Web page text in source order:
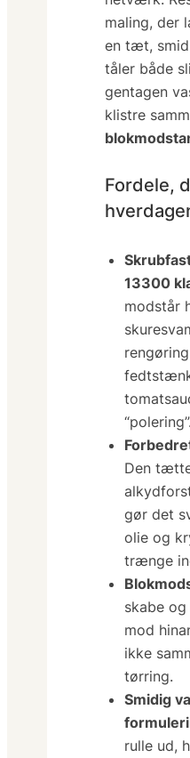
maling, der
en tæt,
tåler både
gentagen
klistre
Fordele,
13300
modstår
“polering”.
Den
gør det
olie og
trænge
skabe
mod
ikke
tørring.
Smidig
rulle ud,